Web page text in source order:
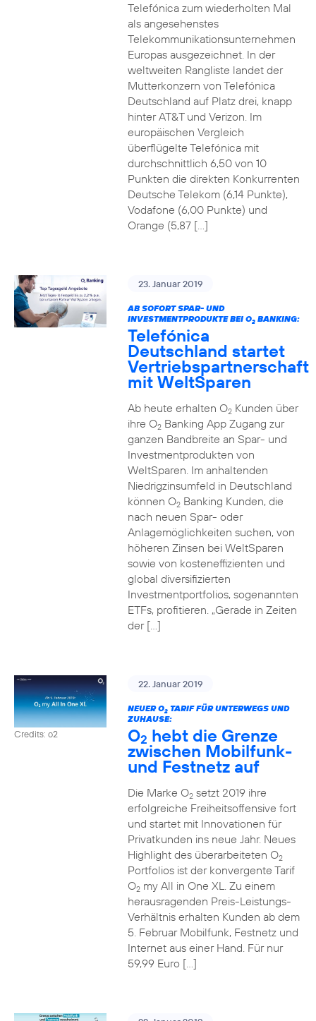
Telefónica zum wiederholten Mal
als angesehenstes
Telekommunikationsunternehmen
Europas ausgezeichnet. In der
weltweiten Rangliste landet der
Mutterkonzern von Telefónica
Deutschland auf Platz drei, knapp
hinter AT&T und Verizon. Im
europäischen Vergleich
überflügelte Telefónica mit
durchschnittlich 6,50 von 10
Punkten die direkten Konkurrenten
Deutsche Telekom (6,14 Punkte),
Vodafone (6,00 Punkte) und
Orange (5,87 […]
23. Januar 2019
AB SOFORT SPAR- UND
INVESTMENTPRODUKTE BEI O2BANKING:
Telefónica
Deutschland startet
Vertriebspartnerschaft
mit WeltSparen
Ab heute erhalten O2Kunden über
ihre O2Banking App Zugang zur
ganzen Bandbreite an Spar- und
Investmentprodukten von
WeltSparen. Im anhaltenden
Niedrigzinsumfeld in Deutschland
können O2Banking Kunden, die
nach neuen Spar- oder
Anlagemöglichkeiten suchen, von
höheren Zinsen bei WeltSparen
sowie von kosteneffizienten und
global diversifizierten
Investmentportfolios, sogenannten
ETFs, profitieren. „Gerade in Zeiten
der […]
Credits: o2
22. Januar 2019
NEUER O2TARIF FÜR UNTERWEGS UND
ZUHAUSE:
O2 hebt die Grenze
zwischen Mobilfunk-
und Festnetz auf
Die Marke O2setzt 2019 ihre
erfolgreiche Freiheitsoffensive fort
und startet mit Innovationen für
Privatkunden ins neue Jahr. Neues
Highlight des überarbeiteten O2
Portfolios ist der konvergente Tarif
O2my All in One XL. Zu einem
herausragenden Preis-Leistungs-
Verhältnis erhalten Kunden ab dem
5. Februar Mobilfunk, Festnetz und
Internet aus einer Hand. Für nur
59,99 Euro […]